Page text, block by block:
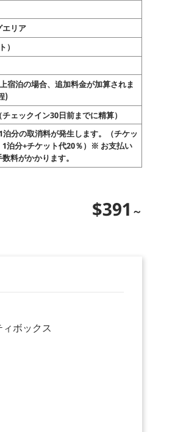
エリア
）
宿泊の場合、追加料金が加算されま
)
ェックイン30日前までに精算）
分の取消料が発生します。（チケッ
1泊分+チケット代20％）※ お支払い
料がかかります。
$391
ボックス